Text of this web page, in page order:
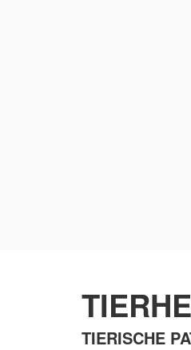
TIERISCHE